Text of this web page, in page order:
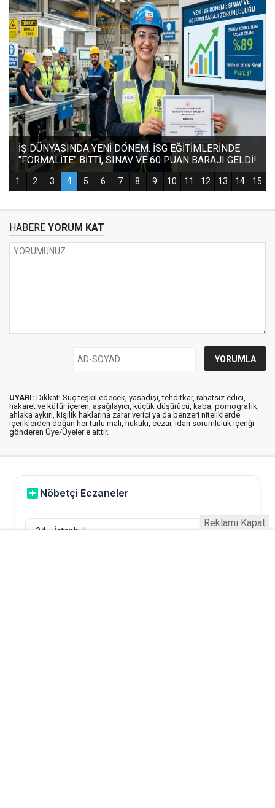
HABERE YORUM KAT
UYARI: Dikkat! Suç teşkil edecek, yasadışı, tehditkar, rahatsız edici,
hakaret ve küfür içeren, aşağılayıcı, küçük düşürücü, kaba, pornografik,
ahlaka aykırı, kişilik haklarına zarar verici ya da benzeri niteliklerde
içeriklerden doğan her türlü mali, hukuki, cezai, idari sorumluluk içeriği
gönderen Üye/Üyeler’e aittir.
Reklamı Kapat